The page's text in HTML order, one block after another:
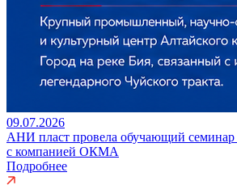
09.07.2026
АНИ пласт провела обучающий семинар
с компанией ОКМА
Подробнее